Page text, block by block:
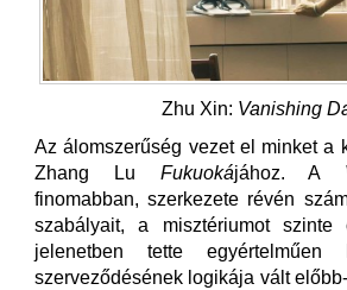
Zhu Xin: Vanishing
Az álomszerűség vezet el minket a
Zhang Lu Fukuokájához. A
finomabban, szerkezete révén
szabályait, a misztériumot
jelenetben tette egyértelműen
szerveződésének logikája vált